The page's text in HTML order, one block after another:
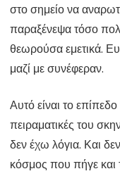
στο σημείο να
παραξένεψα τόσο
θεωρούσα εμετικά.
μαζί με συνέφεραν.
Αυτό είναι το
πειραματικές του
δεν έχω λόγια. Και
κόσμος που πήγε και